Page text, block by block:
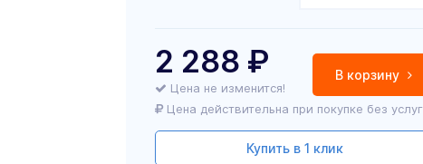
В корзину
2 288 ₽
Цена не изменится!
Цена действительна при покупке без услуг
Купить в 1 клик